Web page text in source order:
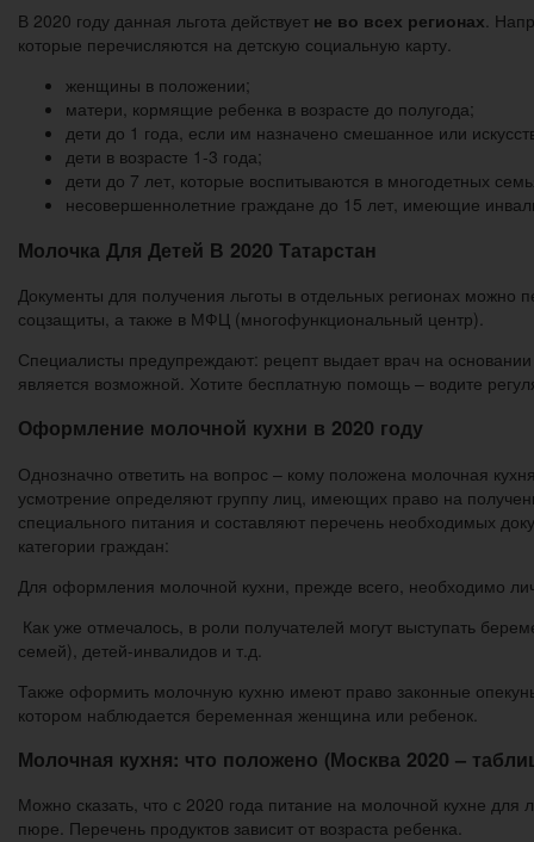
В 2020 году данная льгота действует не во всех регионах.
которые перечисляются на детскую социальную карту.
женщины в положении;
матери, кормящие ребенка в возрасте до полугода;
дети до 1 года, если им назначено смешанное или
дети в возрасте 1-3 года;
дети до 7 лет, которые воспитываются в многодетных
несовершеннолетние граждане до 15 лет, имеющие
Молочка Для Детей В 2020 Татарстан
Документы для получения льготы в отдельных регионах можно
соцзащиты, а также в МФЦ (многофункциональный центр).
Специалисты предупреждают: рецепт выдает врач на
является возможной. Хотите бесплатную помощь – водите
Оформление молочной кухни в 2020 году
Однозначно ответить на вопрос – кому положена молочная
усмотрение определяют группу лиц, имеющих право на
специального питания и составляют перечень необходимых
категории граждан:
Для оформления молочной кухни, прежде всего, необходимо
Как уже отмечалось, в роли получателей могут выступать
семей), детей-инвалидов и т.д.
Также оформить молочную кухню имеют право законные
котором наблюдается беременная женщина или ребенок.
Молочная кухня: что положено (Москва 2020 –
Можно сказать, что с 2020 года питание на молочной кухне для
пюре. Перечень продуктов зависит от возраста ребенка.